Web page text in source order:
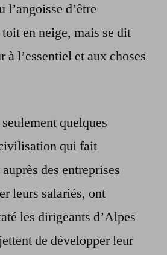
d’être
en neige, mais se dit
à l’essentiel et aux choses
quelques
qui fait
des entreprises
leurs salariés, ont
les dirigeants d’Alpes
de développer leur